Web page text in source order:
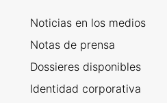
Noticias en los medios
Notas de prensa
Dossieres disponibles
Identidad corporativa